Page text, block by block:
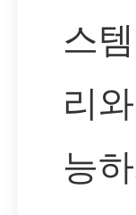
스
리
능